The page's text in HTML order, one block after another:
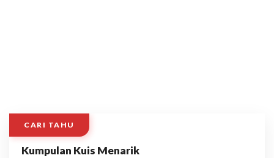
CARI TAHU
Kumpulan Kuis Menarik